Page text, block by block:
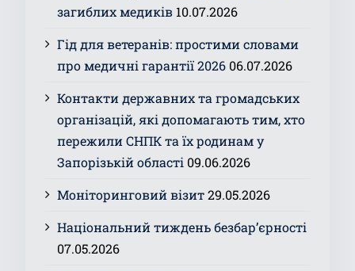
загиблих медиків 10.07.2026
Гід для ветеранів: простими словами
про медичні гарантії 2026 06.07.2026
Контакти державних та громадських
організацій, які допомагають тим, хто
пережили СНПК та їх родинам у
Запорізькій області 09.06.2026
Моніторинговий візит 29.05.2026
Національний тиждень безбар’єрності
07.05.2026